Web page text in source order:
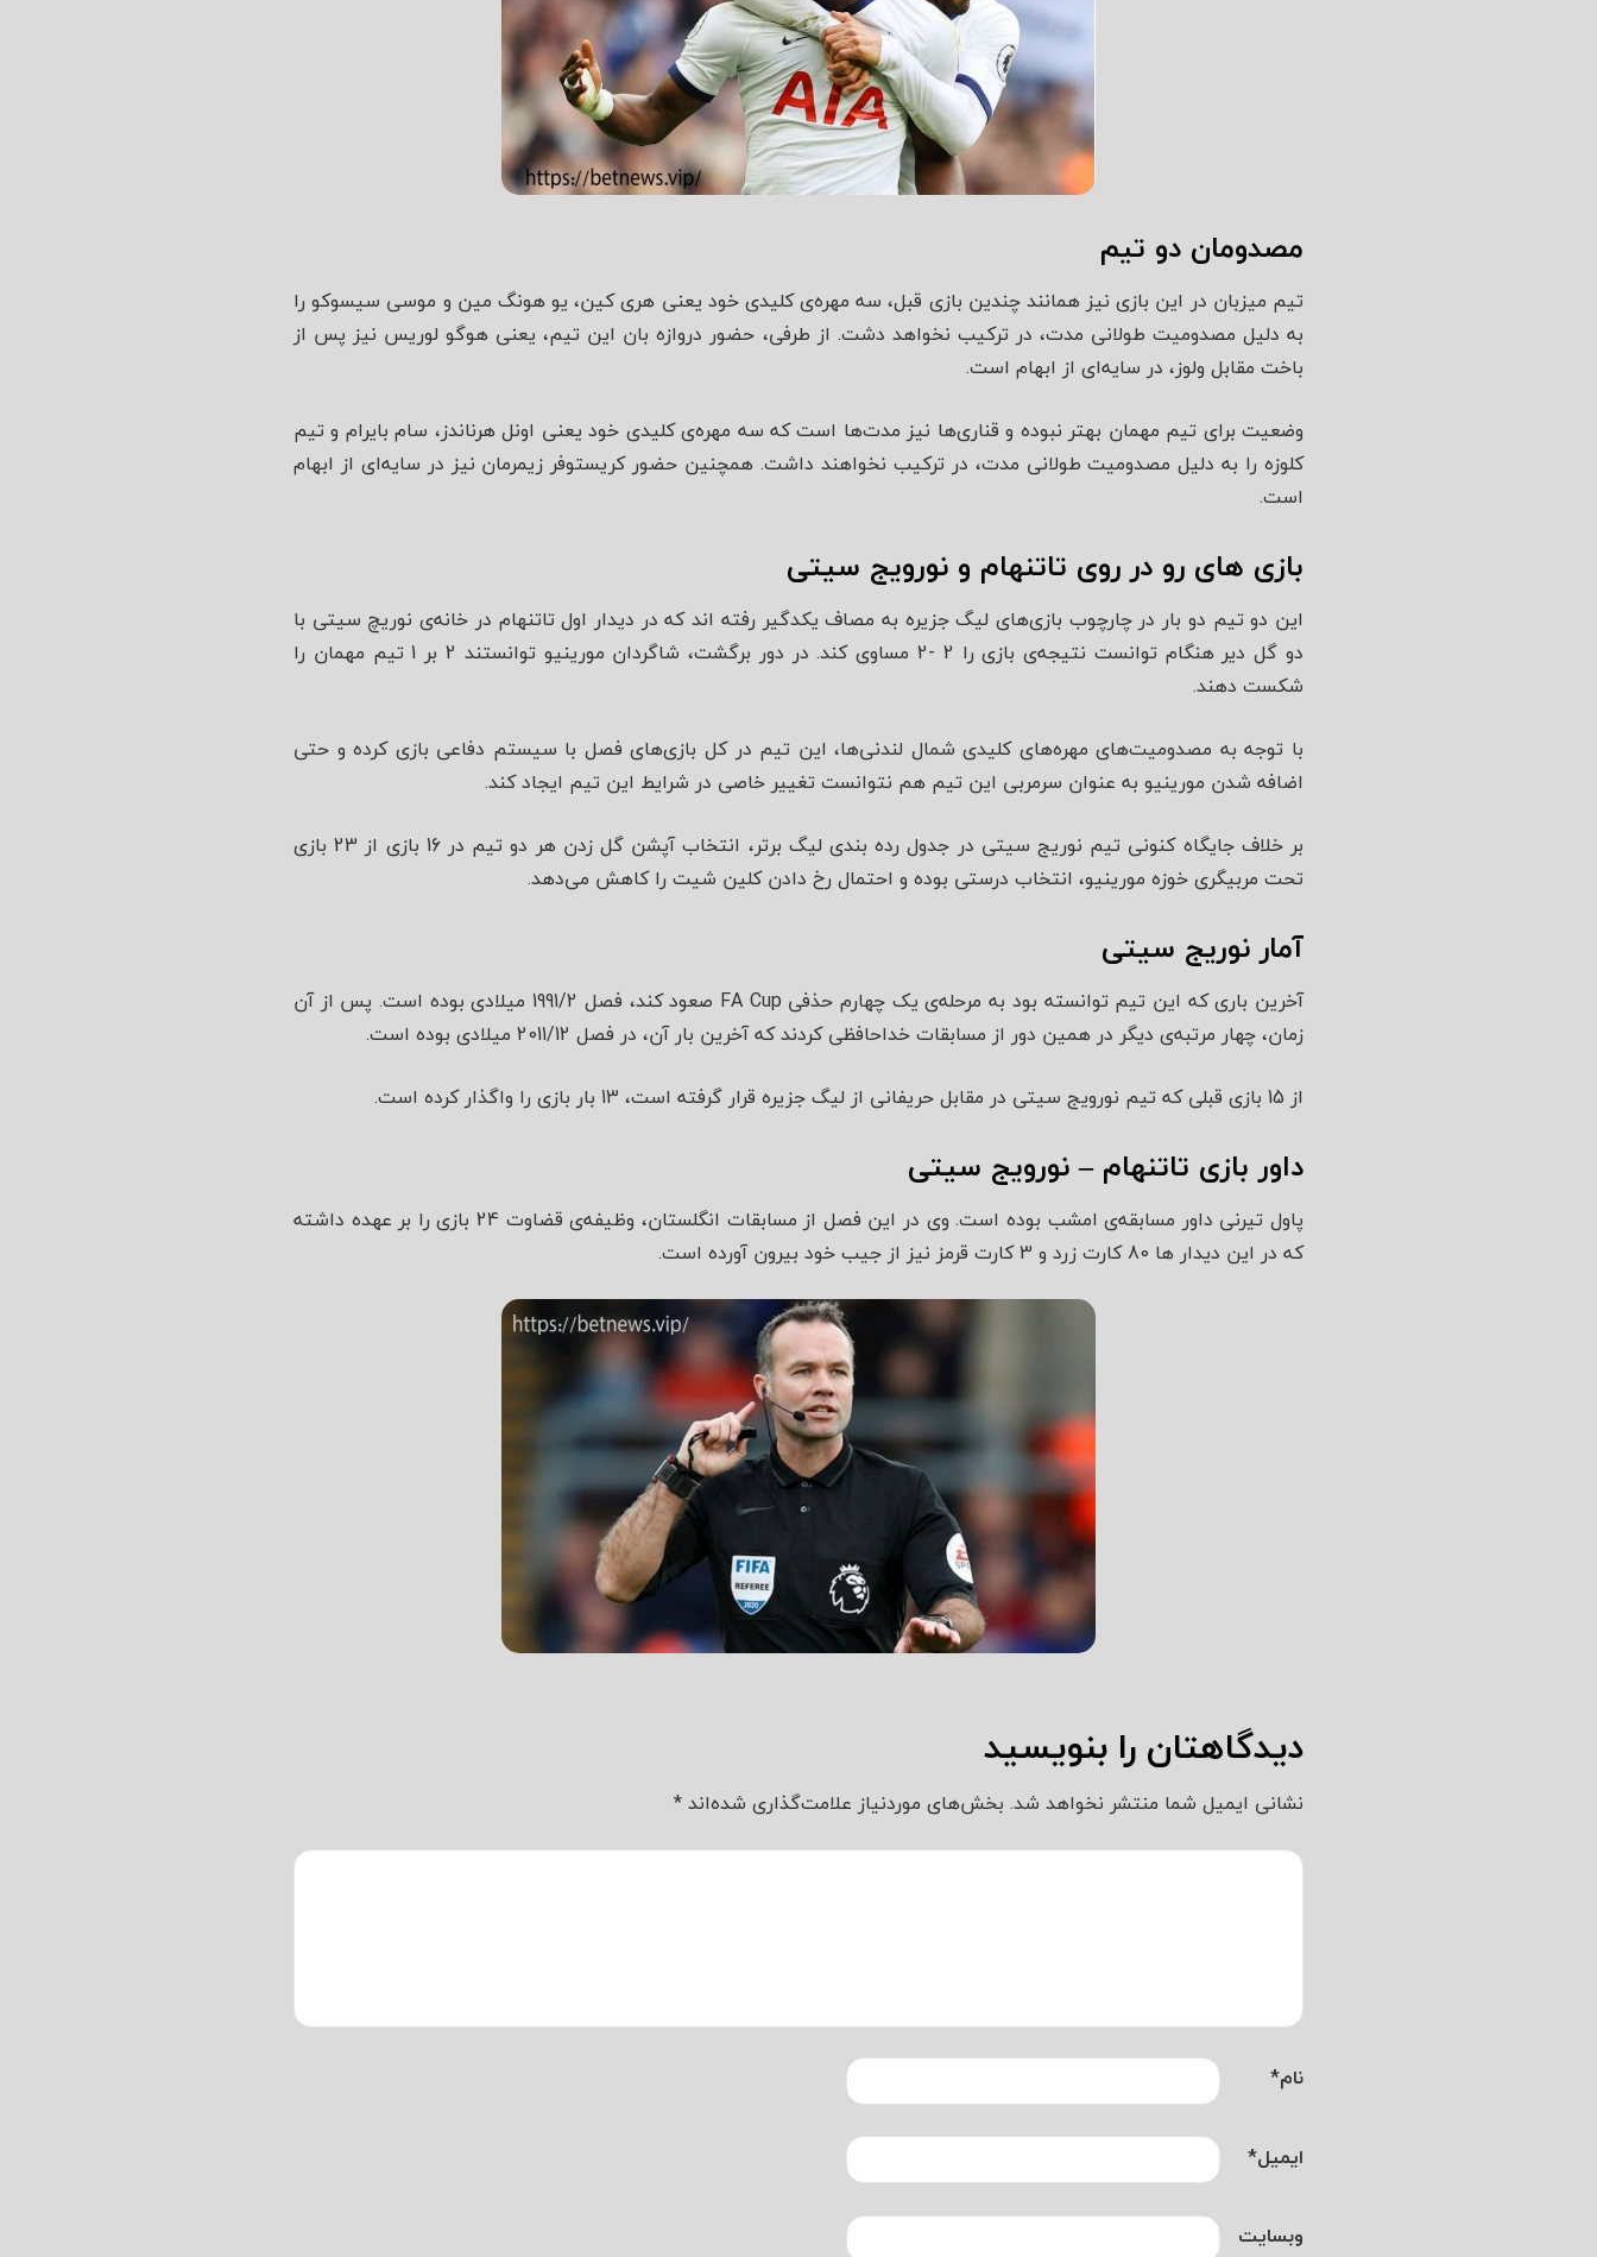
مصدومان دو تیم
تیم میزبان در این بازی نیز همانند چندین بازی قبل، سه مهره‌ی کلیدی خود یعنی هری کین، یو هونگ مین و موسی سیسوکو را
به دلیل مصدومیت طولانی مدت، در ترکیب نخواهد دشت. از طرفی، حضور دروازه بان این تیم، یعنی هوگو لوریس نیز پس از
باخت مقابل ولوز، در سایه‌ای از ابهام است.
وضعیت برای تیم مهمان بهتر نبوده و قناری‌ها نیز مدت‌ها است که سه مهره‌ی کلیدی خود یعنی اونل هرناندز، سام بایرام و تیم
کلوزه را به دلیل مصدومیت طولانی مدت، در ترکیب نخواهند داشت. همچنین حضور کریستوفر زیمرمان نیز در سایه‌ای از ابهام
است.
بازی های رو در روی تاتنهام و نورویج سیتی
این دو تیم دو بار در چارچوب بازی‌های لیگ جزیره به مصاف یکدگیر رفته اند که در دیدار اول تاتنهام در خانه‌ی نوریچ سیتی با
دو گل دیر هنگام توانست نتیجه‌ی بازی را 2 -2 مساوی کند. در دور برگشت، شاگردان مورینیو توانستند 2 بر 1 تیم مهمان را
شکست دهند.
با توجه به مصدومیت‌های مهره‌های کلیدی شمال لندنی‌ها، این تیم در کل بازی‌های فصل با سیستم دفاعی بازی کرده و حتی
اضافه شدن مورینیو به عنوان سرمربی این تیم هم نتوانست تغییر خاصی در شرایط این تیم ایجاد کند.
بر خلاف جایگاه کنونی تیم نوریج سیتی در جدول رده بندی لیگ برتر، انتخاب آپشن گل زدن هر دو تیم در 16 بازی از 23 بازی
تحت مربیگری خوزه مورینیو، انتخاب درستی بوده و احتمال رخ دادن کلین شیت را کاهش می‌دهد.
آمار نوریج سیتی
آخرین باری که این تیم توانسته بود به مرحله‌ی یک چهارم حذفی FA Cup صعود کند، فصل 1991/2 میلادی بوده است. پس از آن
زمان، چهار مرتبه‌ی دیگر در همین دور از مسابقات خداحافظی کردند که آخرین بار آن، در فصل 2011/12 میلادی بوده است.
از 15 بازی قبلی که تیم نورویج سیتی در مقابل حریفانی از لیگ جزیره قرار گرفته است، 13 بار بازی را واگذار کرده است.
داور بازی تاتنهام – نورویج سیتی
پاول تیرنی داور مسابقه‌ی امشب بوده است. وی در این فصل از مسابقات انگلستان، وظیفه‌ی قضاوت 24 بازی را بر عهده داشته
که در این دیدار ها 80 کارت زرد و 3 کارت قرمز نیز از جیب خود بیرون آورده است.
دیدگاهتان را بنویسید
نشانی ایمیل شما منتشر نخواهد شد. بخش‌های موردنیاز علامت‌گذاری شده‌اند*
نام*
ایمیل*
وبسایت